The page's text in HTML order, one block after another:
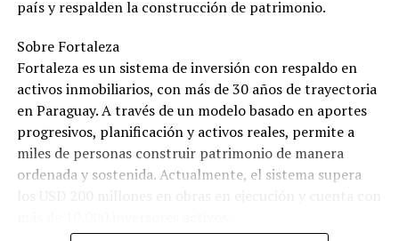
país y respalden la construcción de patrimonio.
Sobre Fortaleza
Fortaleza es un sistema de inversión con respaldo en
activos inmobiliarios, con más de 30 años de trayectoria
en Paraguay. A través de un modelo basado en aportes
progresivos, planificación y activos reales, permite a
miles de personas construir patrimonio de manera
ordenada y sostenida. Actualmente, el sistema supera